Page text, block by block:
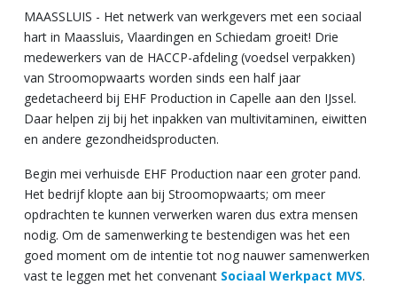
MAASSLUIS - Het netwerk van werkgevers met een sociaal
hart in Maassluis, Vlaardingen en Schiedam groeit! Drie
medewerkers van de HACCP-afdeling (voedsel verpakken)
van Stroomopwaarts worden sinds een half jaar
gedetacheerd bij EHF Production in Capelle aan den IJssel.
Daar helpen zij bij het inpakken van multivitaminen, eiwitten
en andere gezondheidsproducten.
Begin mei verhuisde EHF Production naar een groter pand.
Het bedrijf klopte aan bij Stroomopwaarts; om meer
opdrachten te kunnen verwerken waren dus extra mensen
nodig. Om de samenwerking te bestendigen was het een
goed moment om de intentie tot nog nauwer samenwerken
vast te leggen met het convenant Sociaal Werkpact MVS.